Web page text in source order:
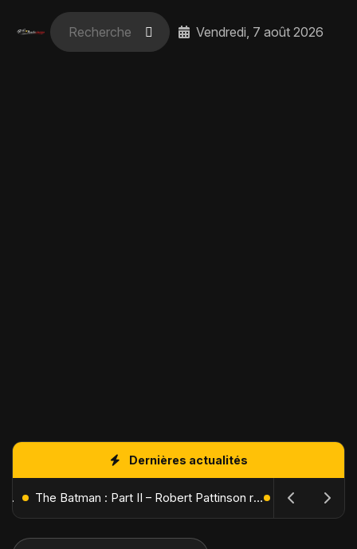
Vendredi, 7 août 2026
Dernières actualités
L'Âge de Glace : Le Réveil du Volcan – Manny, Sid et Diego de retour pour une aventure explosive The Batman : Part II – Robert Pattinson replonge dans les ténèbres de Gotham dès octobre 2027